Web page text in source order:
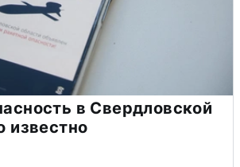
в Свердловской
известно